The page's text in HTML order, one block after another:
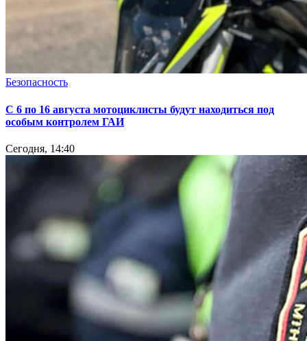
Безопасность
С 6 по 16 августа мотоциклисты будут находиться под
особым контролем ГАИ
Сегодня, 14:40